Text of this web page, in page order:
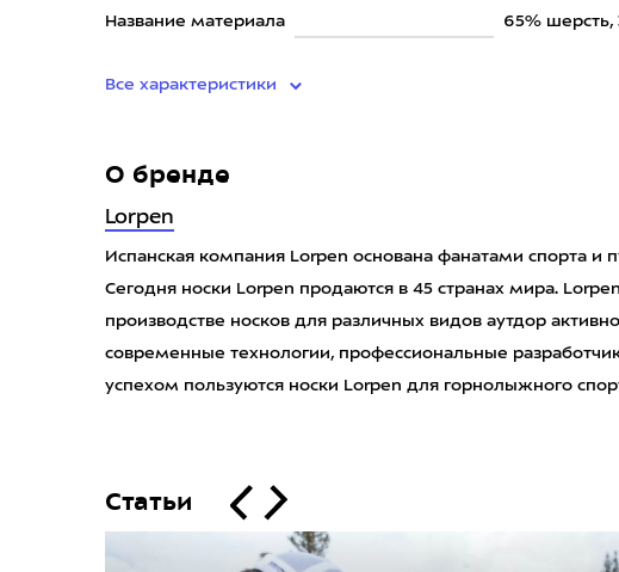
Название материала 65% шерсть,
Все характеристики
О бренде
Lorpen
Испанская компания Lorpen основана фанатами спорта и
Сегодня носки Lorpen продаются в 45 странах мира.
производстве носков для различных видов аутдор
современные технологии, профессиональные
успехом пользуются носки Lorpen для горнолыжного
Статьи